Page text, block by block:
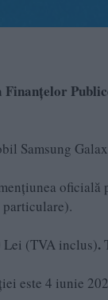
Samsung
particulare).
Lei (TVA inclus).
este 4 iunie